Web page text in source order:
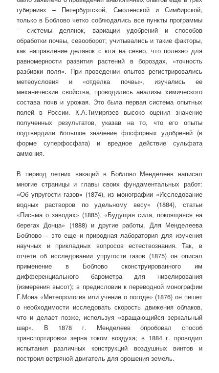
губерниях – Петербургской, Смоленской и Симбирской,
только в Боблово четко соблюдались все пункты программы
– системы делянок, вариации удобрений и способов
обработки почвы, севооборот; учитывались и такие факторы,
как направление делянок с юга на север, что полезно для
равномерности развития растений в бороздах, «точность
разбивки поля». При проведении опытов регистрировались
метеоусловия и «отделка почвы», изучались ее
механические свойства, проводились анализы химического
состава почв и урожая. Это была первая система опытных
полей в России. К.А.Тимирязев высоко оценил значение
полученных результатов, указав на то, что его опыты
подтвердили большое значение фосфорных удобрений (в
форме суперфосфата) и вредное действие сульфата
аммония.
В период летних вакаций в Боблово Менделеев написал
многие страницы и главы своих фундаментальных работ:
«Об упругости газов» (1874), из монографии «Исследование
водных растворов по удельному весу» (1884), статьи
«Письма о заводах» (1885), «Будущая сила, покоящаяся на
берегах Донца» (1888) и другие работы. Для Менделеева
Боблово – это еще и природная лаборатория для изучения
научных и прикладных вопросов естествознания. Так, в
отчете об исследовании упругости газов (1875) он описал
применение в Боблово сконструированного им
дифференциального барометра для нивелирования
(измерения высот); в предисловии к переводной монографии
Г.Мона «Метеорология или учение о погоде» (1876) он пишет
о необходимости исследовать скорость движения облаков,
что и делает позже, используя «вращающийся зеркальный
шар». В 1878 г. Менделеев опробовал способ
транспортировки зерна током воздуха; в 1884 г. проводил
испытания различных конструкций воздушных винтов и
построил ветряной двигатель для орошения земель.